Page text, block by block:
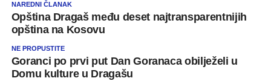
NAREDNI ČLANAK
Opština Dragaš među deset najtransparentnijih
opština na Kosovu
NE PROPUSTITE
Goranci po prvi put Dan Goranaca obilježeli u
Domu kulture u Dragašu